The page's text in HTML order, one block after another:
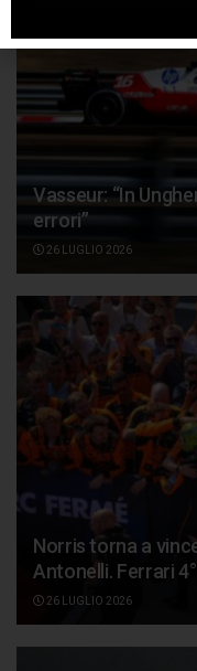
Vasseur: “In
errori”
26 LUGLIO 2026
Norris torna a
Antonelli. Ferrari
26 LUGLIO 2026